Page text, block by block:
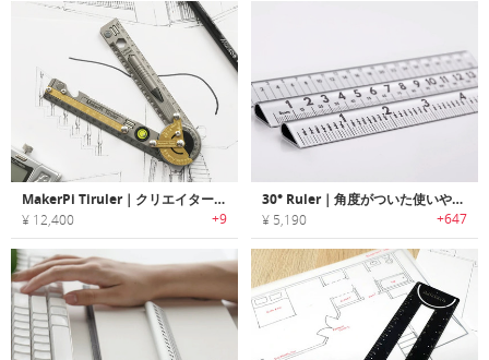
MakerPi Tiruler｜クリエイターやデザイナーに最適な、多機能なチタン製ルーラー
¥ 12,400 +9
30° Ruler｜角度がついた使いやすいルーラー「30°ルーラー」
¥ 5,190 +647